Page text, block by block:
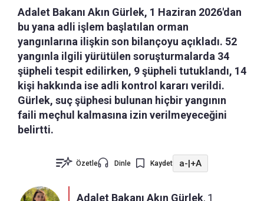
Adalet Bakanı Akın Gürlek, 1 Haziran 2026'dan
bu yana adli işlem başlatılan orman
yangınlarına ilişkin son bilançoyu açıkladı. 52
yangınla ilgili yürütülen soruşturmalarda 34
şüpheli tespit edilirken, 9 şüpheli tutuklandı, 14
kişi hakkında ise adli kontrol kararı verildi.
Gürlek, suç şüphesi bulunan hiçbir yangının
faili meçhul kalmasına izin verilmeyeceğini
belirtti.
Özetle Dinle Kaydet a-|+A
Adalet Bakanı Akın Gürlek, 1